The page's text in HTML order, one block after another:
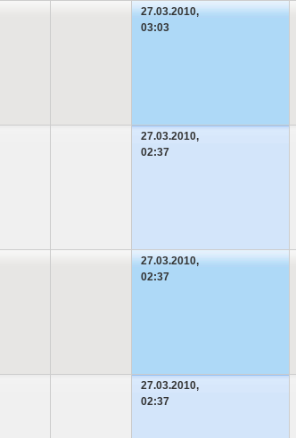
27.03.2010,
03:03
27.03.2010,
02:37
27.03.2010,
02:37
27.03.2010,
02:37